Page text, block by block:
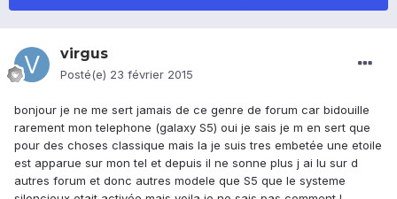
virgus
Posté(e) 23 février 2015
bonjour je ne me sert jamais de ce genre de forum car bidouille
rarement mon telephone (galaxy S5) oui je sais je m en sert que
pour des choses classique mais la je suis tres embetée une etoile
est apparue sur mon tel et depuis il ne sonne plus j ai lu sur d
autres forum et donc autres modele que S5 que le systeme